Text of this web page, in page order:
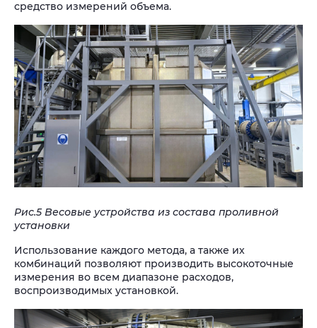
средство измерений объема.
Рис.5 Весовые устройства из состава проливной
установки
Использование каждого метода, а также их
комбинаций позволяют производить высокоточные
измерения во всем диапазоне расходов,
воспроизводимых установкой.